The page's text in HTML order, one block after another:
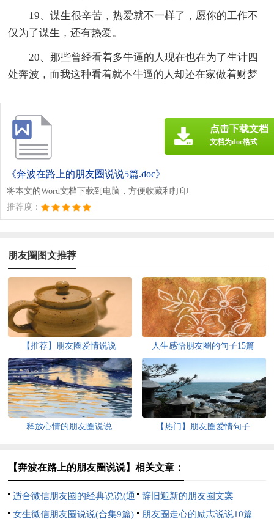
19、谋生很辛苦，热爱就不一样了，愿你的工作不
仅为了谋生，还有热爱。
20、那些曾经看着多牛逼的人现在也在为了生计四
处奔波，而我这种看着就不牛逼的人却还在家做着财梦
《奔波在路上的朋友圈说说5篇.doc》
将本文的Word文档下载到电脑，方便收藏和打印
推荐度：
点击下载文档
文档为doc格式
朋友圈图文推荐
【推荐】朋友圈爱情说说 人生感悟朋友圈的句子15篇
释放心情的朋友圈说说 【热门】朋友圈爱情句子
【奔波在路上的朋友圈说说】相关文章：
适合微信朋友圈的经典说说(通
用15篇)
辞旧迎新的朋友圈文案
女生微信朋友圈说说(合集9篇)
朋友圈走心的励志说说10篇